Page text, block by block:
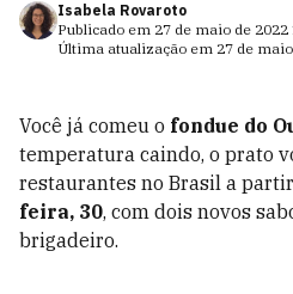
Isabela Rovaroto
Publicado em 27 de maio de 2022
Última atualização em 27 de
Você já comeu o fondue do
temperatura caindo, o prato
restaurantes no Brasil a
feira, 30, com dois novos
brigadeiro.